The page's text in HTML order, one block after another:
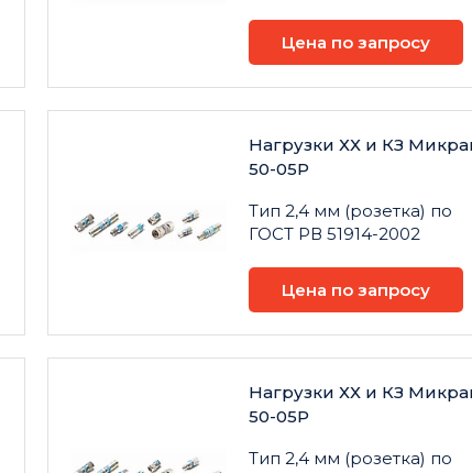
Цена по запросу
Нагрузки ХХ и КЗ
50-05Р
Тип 2,4 мм (розетка) по
ГОСТ РВ 51914-2002
Цена по запросу
Нагрузки ХХ и КЗ
50-05Р
Тип 2,4 мм (розетка) по